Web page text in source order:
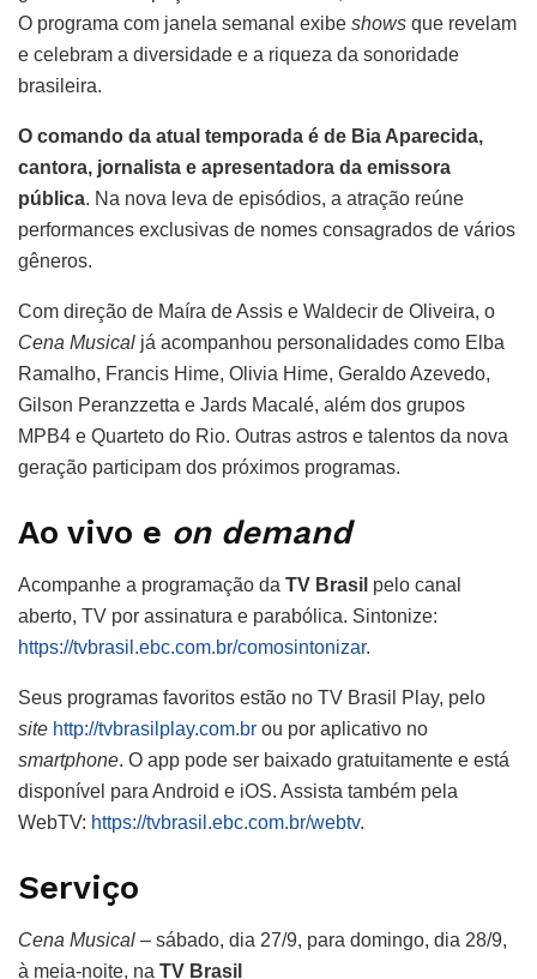
O programa com janela semanal exibe shows que revelam
e celebram a diversidade e a riqueza da sonoridade
brasileira.
O comando da atual temporada é de Bia Aparecida,
cantora, jornalista e apresentadora da emissora
pública. Na nova leva de episódios, a atração reúne
performances exclusivas de nomes consagrados de vários
gêneros.
Com direção de Maíra de Assis e Waldecir de Oliveira, o
Cena Musical já acompanhou personalidades como Elba
Ramalho, Francis Hime, Olivia Hime, Geraldo Azevedo,
Gilson Peranzzetta e Jards Macalé, além dos grupos
MPB4 e Quarteto do Rio. Outras astros e talentos da nova
geração participam dos próximos programas.
Ao vivo e on demand
Acompanhe a programação da TV Brasil pelo canal
aberto, TV por assinatura e parabólica. Sintonize:
https://tvbrasil.ebc.com.br/comosintonizar.
Seus programas favoritos estão no TV Brasil Play, pelo
site http://tvbrasilplay.com.br ou por aplicativo no
smartphone. O app pode ser baixado gratuitamente e está
disponível para Android e iOS. Assista também pela
WebTV: https://tvbrasil.ebc.com.br/webtv.
Serviço
Cena Musical – sábado, dia 27/9, para domingo, dia 28/9,
à meia-noite, na TV Brasil